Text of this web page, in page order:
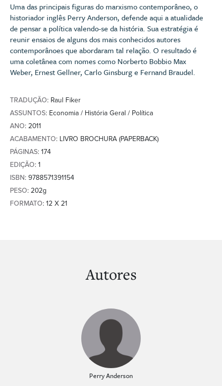
Uma das principais figuras do marxismo contemporâneo, o
historiador inglês Perry Anderson, defende aqui a atualidade
de pensar a política valendo-se da história. Sua estratégia é
reunir ensaios de alguns dos mais conhecidos autores
contemporânoes que abordaram tal relação. O resultado é
uma coletânea com nomes como Norberto Bobbio Max
Weber, Ernest Gellner, Carlo Ginsburg e Fernand Braudel.
TRADUÇÃO: Raul Fiker
ASSUNTOS: Economia / História Geral / Política
ANO: 2011
ACABAMENTO: LIVRO BROCHURA (PAPERBACK)
PÁGINAS: 174
EDIÇÃO: 1
ISBN: 9788571391154
PESO: 202g
FORMATO: 12 X 21
Autores
Perry Anderson